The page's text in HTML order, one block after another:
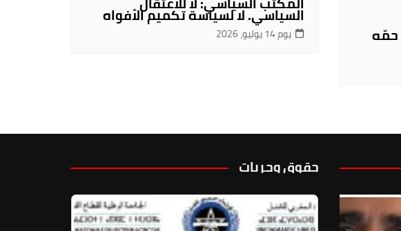
حمّه
السياسي. لا لسياسة تكميم الأفواه
يوم 14 يوليو، 2026
حقوق وحريات